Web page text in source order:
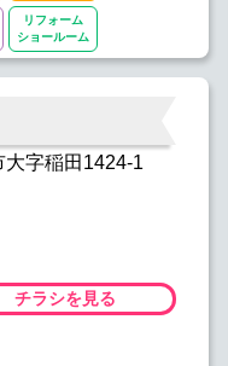
リフォーム
ショールーム
字稲田1424-1
チラシを見る